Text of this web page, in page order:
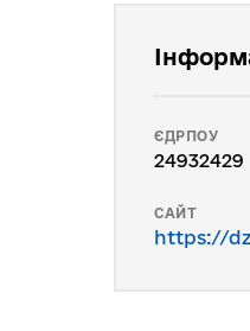
ЄДРПОУ
24932429
САЙТ
https://